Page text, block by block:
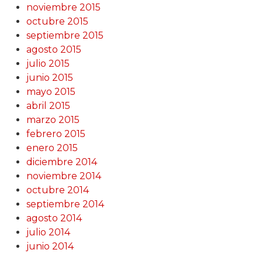
noviembre 2015
octubre 2015
septiembre 2015
agosto 2015
julio 2015
junio 2015
mayo 2015
abril 2015
marzo 2015
febrero 2015
enero 2015
diciembre 2014
noviembre 2014
octubre 2014
septiembre 2014
agosto 2014
julio 2014
junio 2014